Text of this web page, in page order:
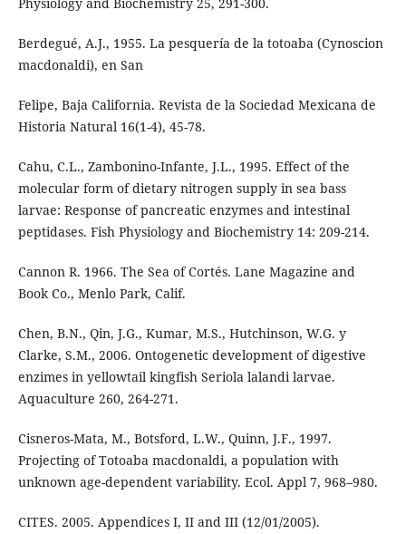
Berdegué, A.J., 1955. La pesquería de la totoaba (Cynoscion
macdonaldi), en San
Felipe, Baja California. Revista de la Sociedad Mexicana de
Historia Natural 16(1-4), 45-78.
Cahu, C.L., Zambonino-Infante, J.L., 1995. Effect of the
molecular form of dietary nitrogen supply in sea bass
larvae: Response of pancreatic enzymes and intestinal
peptidases. Fish Physiology and Biochemistry 14: 209-214.
Cannon R. 1966. The Sea of Cortés. Lane Magazine and
Book Co., Menlo Park, Calif.
Chen, B.N., Qin, J.G., Kumar, M.S., Hutchinson, W.G. y
Clarke, S.M., 2006. Ontogenetic development of digestive
enzimes in yellowtail kingfish Seriola lalandi larvae.
Aquaculture 260, 264-271.
Cisneros-Mata, M., Botsford, L.W., Quinn, J.F., 1997.
Projecting of Totoaba macdonaldi, a population with
unknown age-dependent variability. Ecol. Appl 7, 968–980.
CITES. 2005. Appendices I, II and III (12/01/2005).